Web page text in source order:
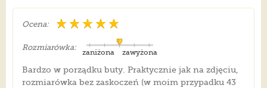
Ocena:
Rozmiarówka:
zawyżona
zaniżona
Bardzo w porządku buty. Praktycznie jak na zdjęciu,
rozmiarówka bez zaskoczeń (w moim przypadku 43